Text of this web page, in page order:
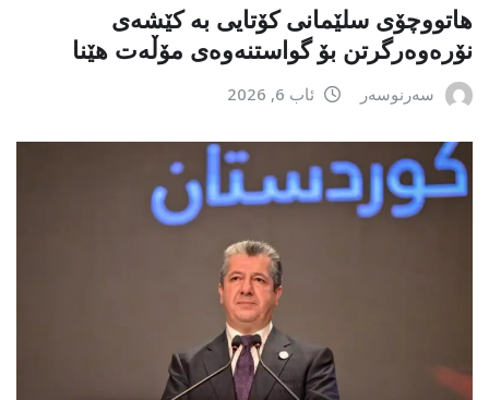
هاتووچۆی سلێمانی کۆتایی بە کێشەی
نۆرەوەرگرتن بۆ گواستنەوەی مۆڵەت هێنا
سەرنوسەر ئاب 6, 2026